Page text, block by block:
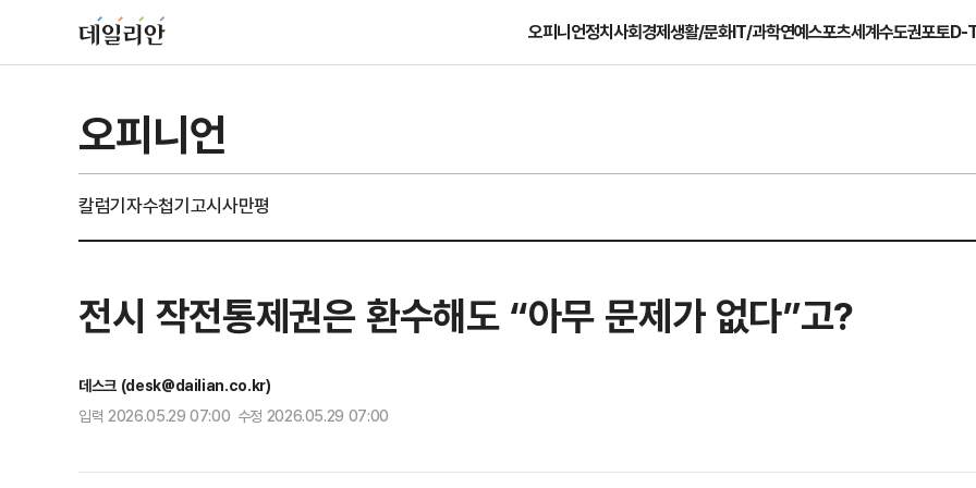
오피니언정치사회경제생활/문화IT/과학연예스포츠세계수도권포토D-
오피니언
칼럼기자수첩기고시사만평
전시 작전통제권은 환수해도 “아무 문제가 없다”고?
데스크 (desk@dailian.co.kr)
입력 2026.05.29 07:00 수정 2026.05.29 07:00